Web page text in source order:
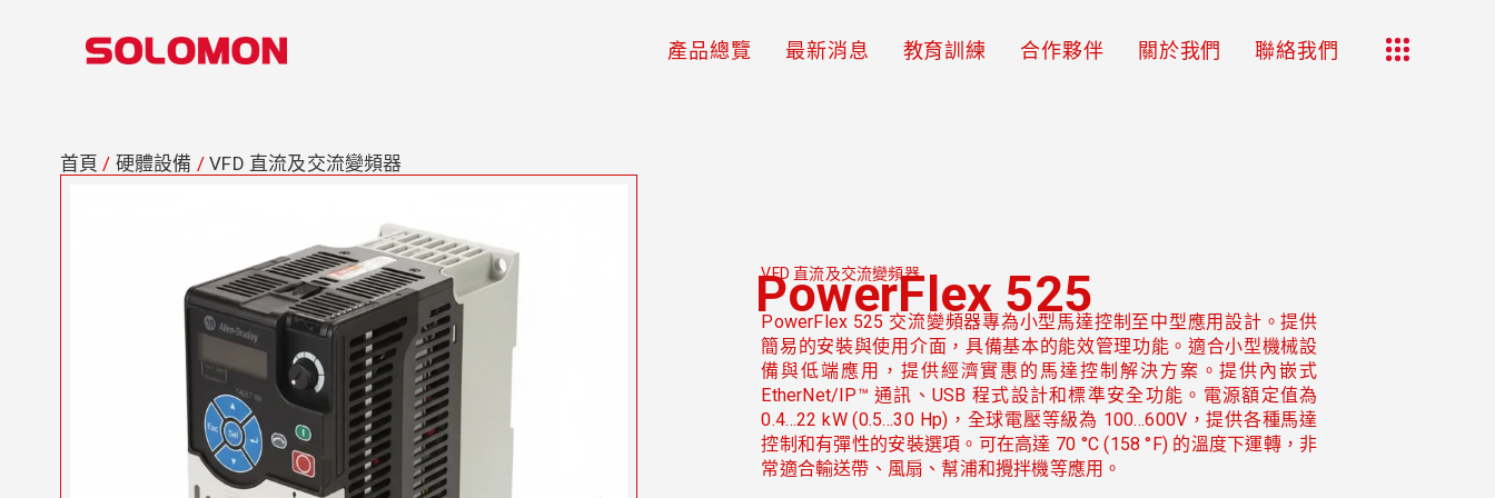
產品總覽 最新消息 教育訓練 合作夥伴 關於我們 聯絡我們
首頁 / 硬體設備 /VFD 直流及交流變頻器
VFD 直流及交流變頻器
PowerFlex 525
PowerFlex 525 交流變頻器專為小型馬達控制至中型應用設計。提供
簡易的安裝與使用介面，具備基本的能效管理功能。適合小型機械設
備與低端應用，提供經濟實惠的馬達控制解決方案。提供內嵌式
EtherNet/IP™ 通訊、USB 程式設計和標準安全功能。電源額定值為
0.4…22 kW (0.5…30 Hp)，全球電壓等級為 100…600V，提供各種馬達
控制和有彈性的安裝選項。可在高達 70 °C (158 °F) 的溫度下運轉，非
常適合輸送帶、風扇、幫浦和攪拌機等應用。